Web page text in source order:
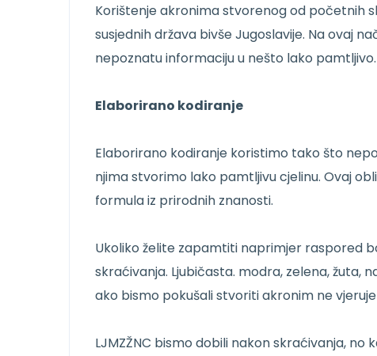
Korištenje akronima stvorenog od početnih
susjednih država bivše Jugoslavije. Na ovaj
nepoznatu informaciju u nešto lako pamtljivo.
Elaborirano kodiranje
Elaborirano kodiranje koristimo tako što
njima stvorimo lako pamtljivu cjelinu. Ovaj
formula iz prirodnih znanosti.
Ukoliko želite zapamtiti naprimjer raspored
skraćivanja. Ljubičasta. modra, zelena,
ako bismo pokušali stvoriti akronim ne
LJMZŽNC bismo dobili nakon skraćivanja,